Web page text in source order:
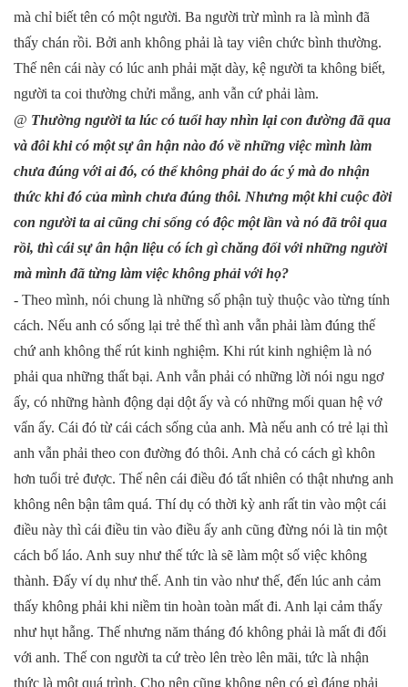
mà chỉ biết tên có một người. Ba người trừ mình ra là mình đã
thấy chán rồi. Bởi anh không phải là tay viên chức bình thường.
Thế nên cái này có lúc anh phải mặt dày, kệ người ta không biết,
người ta coi thường chửi mắng, anh vẫn cứ phải làm.
@ Thường người ta lúc có tuổi hay nhìn lại con đường đã qua
và đôi khi có một sự ân hận nào đó về những việc mình làm
chưa đúng với ai đó, có thể không phải do ác ý mà do nhận
thức khi đó của mình chưa đúng thôi. Nhưng một khi cuộc đời
con người ta ai cũng chỉ sống có độc một lần và nó đã trôi qua
rồi, thì cái sự ân hận liệu có ích gì chăng đối với những người
mà mình đã từng làm việc không phải với họ?
- Theo mình, nói chung là những số phận tuỳ thuộc vào từng tính
cách. Nếu anh có sống lại trẻ thế thì anh vẫn phải làm đúng thế
chứ anh không thể rút kinh nghiệm. Khi rút kinh nghiệm là nó
phải qua những thất bại. Anh vẫn phải có những lời nói ngu ngơ
ấy, có những hành động dại dột ấy và có những mối quan hệ vớ
vẩn ấy. Cái đó từ cái cách sống của anh. Mà nếu anh có trẻ lại thì
anh vẫn phải theo con đường đó thôi. Anh chả có cách gì khôn
hơn tuổi trẻ được. Thế nên cái điều đó tất nhiên có thật nhưng anh
không nên bận tâm quá. Thí dụ có thời kỳ anh rất tin vào một cái
điều này thì cái điều tin vào điều ấy anh cũng đừng nói là tin một
cách bố láo. Anh suy như thế tức là sẽ làm một số việc không
thành. Đấy ví dụ như thế. Anh tin vào như thế, đến lúc anh cảm
thấy không phải khi niềm tin hoàn toàn mất đi. Anh lại cảm thấy
như hụt hẫng. Thế nhưng năm tháng đó không phải là mất đi đối
với anh. Thế con người ta cứ trèo lên trèo lên mãi, tức là nhận
thức là một quá trình. Cho nên cũng không nên có gì đáng phải